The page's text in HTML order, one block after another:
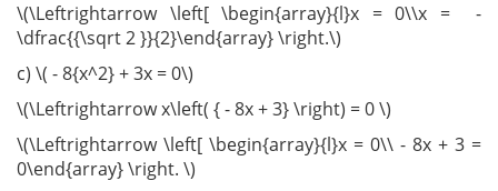
\(\Leftrightarrow \left[ \begin{array}{l}x = 0\\x = -
\dfrac{{\sqrt 2 }}{2}\end{array} \right.\)
c) \( - 8{x^2} + 3x = 0\)
\(\Leftrightarrow x\left( { - 8x + 3} \right) = 0 \)
\(\Leftrightarrow \left[ \begin{array}{l}x = 0\\ - 8x + 3 =
0\end{array} \right. \)